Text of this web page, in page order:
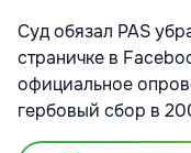
Суд обязал PAS
страничке в
официальное
гербовый сбор в